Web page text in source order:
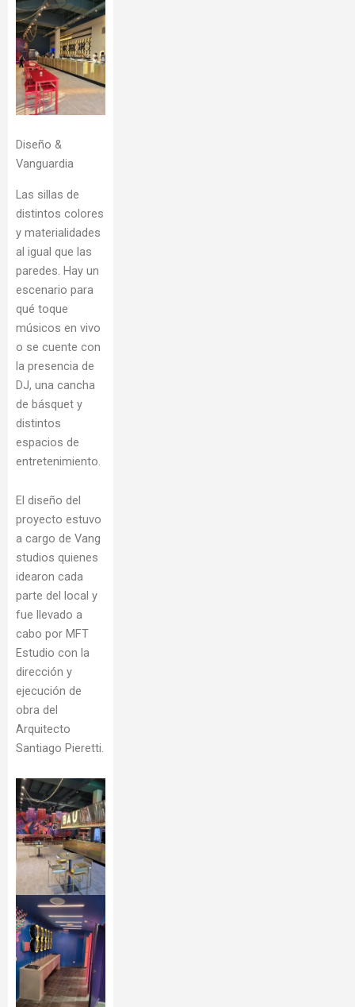
Diseño &
Vanguardia
Las sillas de
distintos colores
y materialidades
al igual que las
paredes. Hay un
escenario para
qué toque
músicos en vivo
o se cuente con
la presencia de
DJ, una cancha
de básquet y
distintos
espacios de
entretenimiento.
El diseño del
proyecto estuvo
a cargo de Vang
studios quienes
idearon cada
parte del local y
fue llevado a
cabo por MFT
Estudio con la
dirección y
ejecución de
obra del
Arquitecto
Santiago Pieretti.